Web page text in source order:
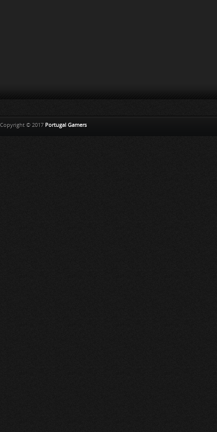
Copyright © 2017 Portugal Gamers